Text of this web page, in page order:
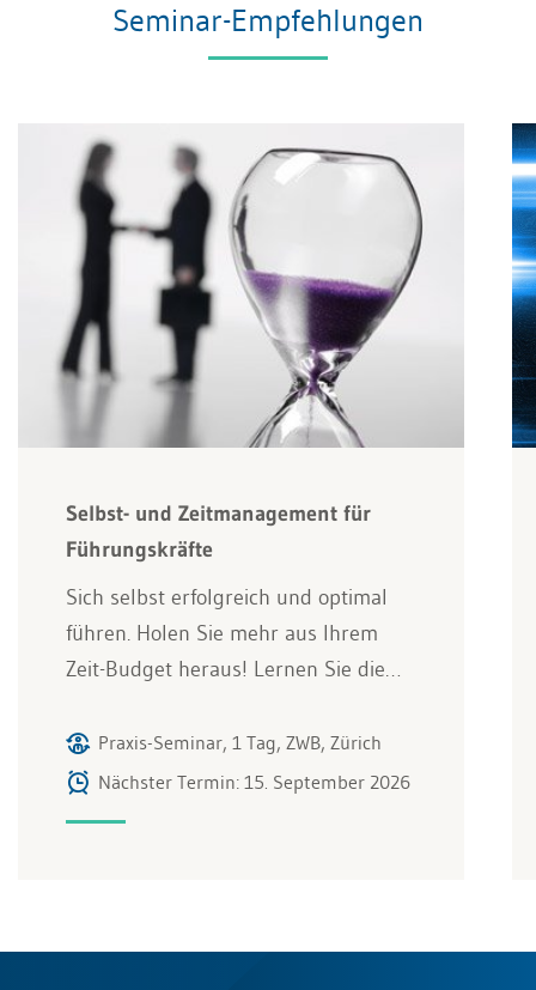
Seminar-Empfehlungen
Selbst- und Zeitmanagement für
Führungskräfte
Sich selbst erfolgreich und optimal
führen. Holen Sie mehr aus Ihrem
Zeit-Budget heraus! Lernen Sie die…
Praxis-Seminar, 1 Tag, ZWB, Zürich
Nächster Termin: 15. September 2026